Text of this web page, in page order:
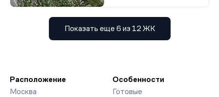
Показать еще 6 из 12 ЖК
Расположение
Москва
Особенности
Готовые